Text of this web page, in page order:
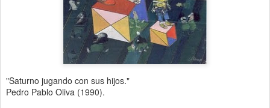
"Saturno jugando con sus hijos."
Pedro Pablo Oliva (1990).